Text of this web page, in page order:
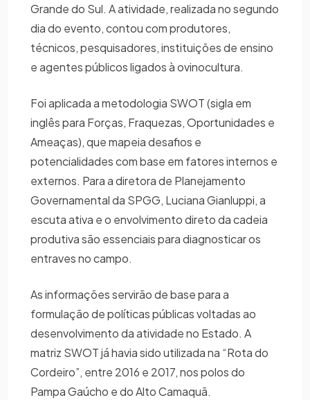
Grande do Sul. A atividade, realizada no segundo
dia do evento, contou com produtores,
técnicos, pesquisadores, instituições de ensino
e agentes públicos ligados à ovinocultura.
Foi aplicada a metodologia SWOT (sigla em
inglês para Forças, Fraquezas, Oportunidades e
Ameaças), que mapeia desafios e
potencialidades com base em fatores internos e
externos. Para a diretora de Planejamento
Governamental da SPGG, Luciana Gianluppi, a
escuta ativa e o envolvimento direto da cadeia
produtiva são essenciais para diagnosticar os
entraves no campo.
As informações servirão de base para a
formulação de políticas públicas voltadas ao
desenvolvimento da atividade no Estado. A
matriz SWOT já havia sido utilizada na “Rota do
Cordeiro”, entre 2016 e 2017, nos polos do
Pampa Gaúcho e do Alto Camaquã.